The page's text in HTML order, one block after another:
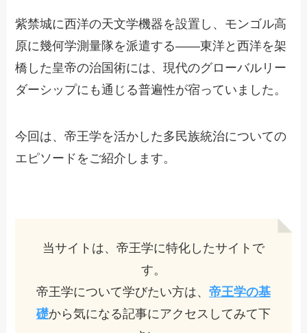
紫禁城に西洋の天文学機器を設置し、モンゴル高
原に幾何学測量隊を派遣する——東洋と西洋を架
橋した皇帝の治国術には、現代のグローバルリー
ダーシップにも通じる普遍性が宿っていました。
今回は、帝王学を活かした多民族統治についての
エピソードをご紹介します。
当サイトは、帝王学に特化したサイトで
す。
帝王学について学びたい方は、 帝王学の基
礎から気になる記事にアクセスしてみて下